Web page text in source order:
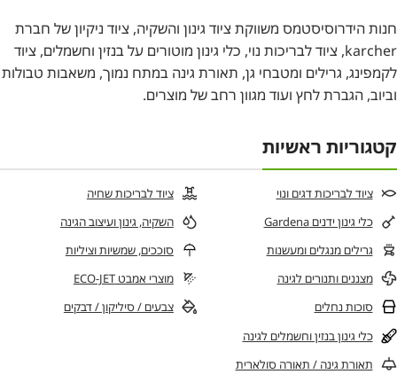
חנות הידרוסיסטמס משווקת ציוד גינון והשקיה, ציוד ניקיון של חברת
karcher, ציוד לבריכות נוי, כלי גינון מוטורים על בנזין וחשמלים, ציוד
לקמפינג, גרילים ומטבחי גן, תאורת גינה במתח נמוך, משאבות טבולות
וביוב, הגברת לחץ ועוד מגוון רחב של מוצרים.
קטגוריות ראשיות
ציוד לבריכות דגים ונוי
כלי גינון ידנים Gardena
גרילים מנגלים ומעשנות
מצננים ותנורים לגינה
סוכות נחלים
ציוד לבריכות שחיה
השקיה, גינון ועיצוב הגינה
סוככים, שמשיות וציליות
מוצרי אמבט ECO-JET
צבעים / סיליקון / דבקים
כלי גינון בנזין וחשמלים לגינה
תאורת גינה / תאורה סולארית